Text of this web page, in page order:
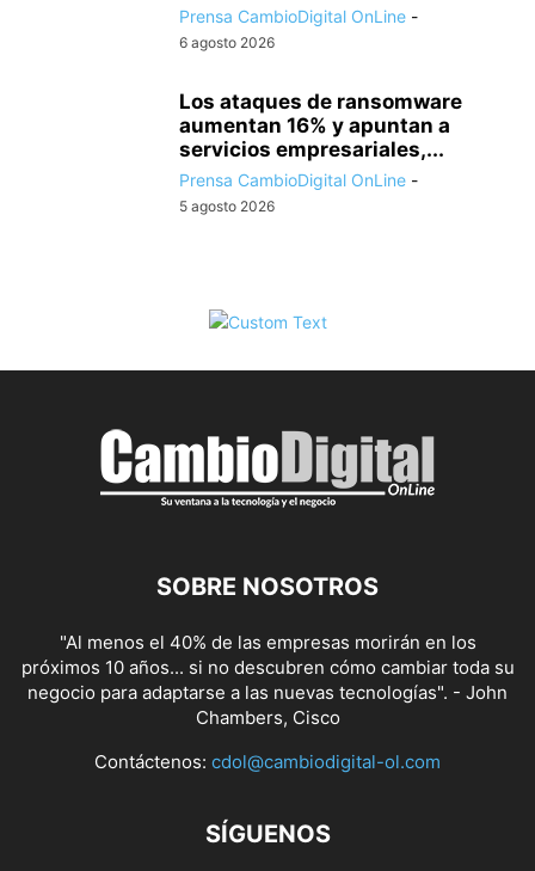
Prensa CambioDigital OnLine -
6 agosto 2026
Los ataques de ransomware
aumentan 16% y apuntan a
servicios empresariales,...
Prensa CambioDigital OnLine -
5 agosto 2026
SOBRE NOSOTROS
"Al menos el 40% de las empresas morirán en los
próximos 10 años... si no descubren cómo cambiar toda su
negocio para adaptarse a las nuevas tecnologías". - John
Chambers, Cisco
Contáctenos: cdol@cambiodigital-ol.com
SÍGUENOS